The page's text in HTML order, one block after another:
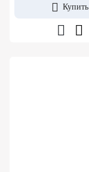
Купить